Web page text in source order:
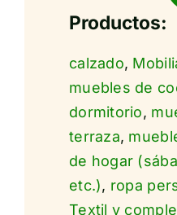
Productos:
calzado,
muebles de
dormitorio,
terraza,
de hogar
etc.), ropa
Textil y